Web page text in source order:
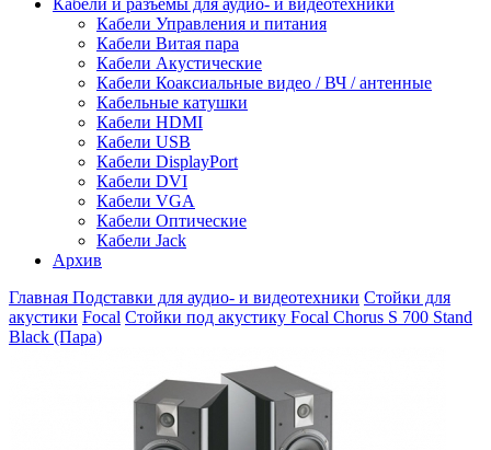
Кабели Управления и питания
Кабели Витая пара
Кабели Акустические
Кабели Коаксиальные видео / ВЧ / антенные
Кабельные катушки
Кабели HDMI
Кабели USB
Кабели DisplayPort
Кабели DVI
Кабели VGA
Кабели Оптические
Кабели Jack
Архив
Главная Подставки для аудио- и видеотехники Стойки для
акустики Focal Стойки под акустику Focal Chorus S 700 Stand
Black (Пара)